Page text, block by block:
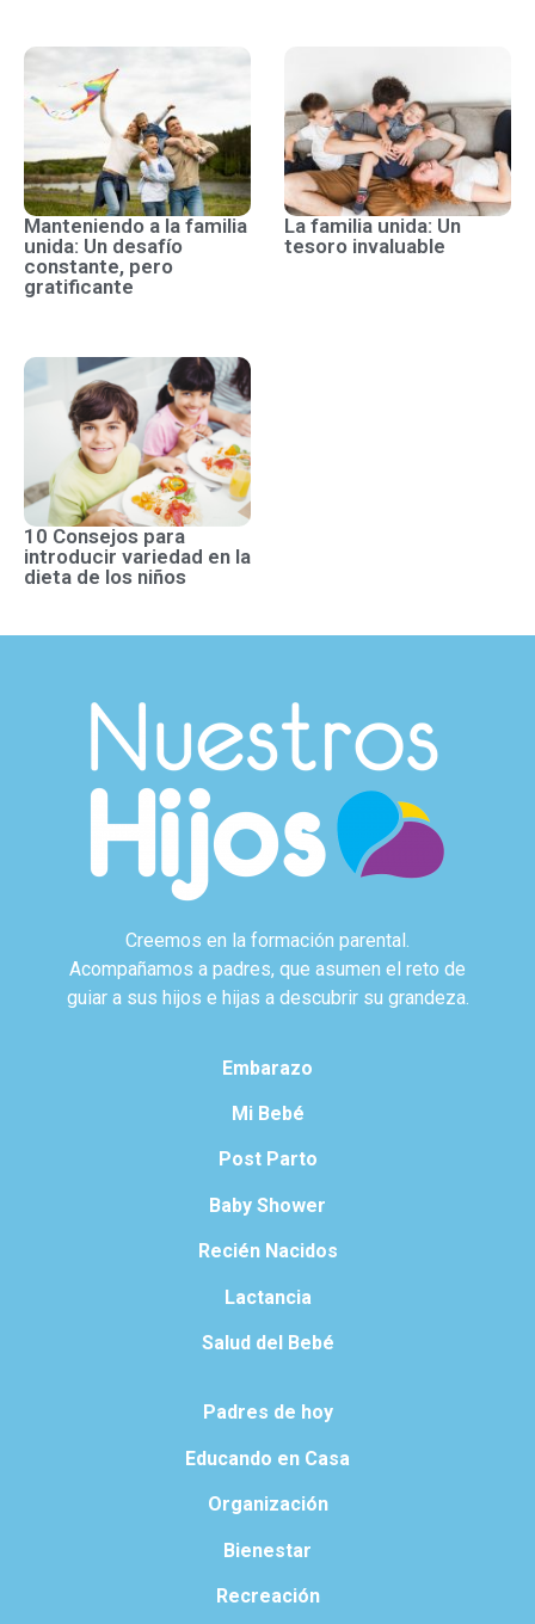
Manteniendo a la familia
unida: Un desafío
constante, pero
gratificante
La familia unida: Un
tesoro invaluable
10 Consejos para
introducir variedad en la
dieta de los niños
Creemos en la formación parental.
Acompañamos a padres, que asumen el reto de
guiar a sus hijos e hijas a descubrir su grandeza.
Embarazo
Mi Bebé
Post Parto
Baby Shower
Recién Nacidos
Lactancia
Salud del Bebé
Padres de hoy
Educando en Casa
Organización
Bienestar
Recreación